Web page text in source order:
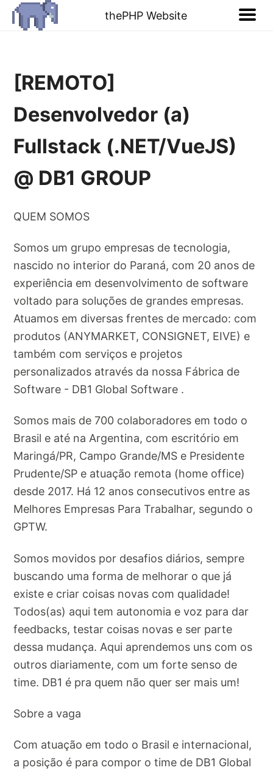
thePHP Website
[REMOTO]
Desenvolvedor (a)
Fullstack (.NET/VueJS)
@ DB1 GROUP
QUEM SOMOS
Somos um grupo empresas de tecnologia,
nascido no interior do Paraná, com 20 anos de
experiência em desenvolvimento de software
voltado para soluções de grandes empresas.
Atuamos em diversas frentes de mercado: com
produtos (ANYMARKET, CONSIGNET, EIVE) e
também com serviços e projetos
personalizados através da nossa Fábrica de
Software - DB1 Global Software .
Somos mais de 700 colaboradores em todo o
Brasil e até na Argentina, com escritório em
Maringá/PR, Campo Grande/MS e Presidente
Prudente/SP e atuação remota (home office)
desde 2017. Há 12 anos consecutivos entre as
Melhores Empresas Para Trabalhar, segundo o
GPTW.
Somos movidos por desafios diários, sempre
buscando uma forma de melhorar o que já
existe e criar coisas novas com qualidade!
Todos(as) aqui tem autonomia e voz para dar
feedbacks, testar coisas novas e ser parte
dessa mudança. Aqui aprendemos uns com os
outros diariamente, com um forte senso de
time. DB1 é pra quem não quer ser mais um!
Sobre a vaga
Com atuação em todo o Brasil e internacional,
a posição é para compor o time de DB1 Global